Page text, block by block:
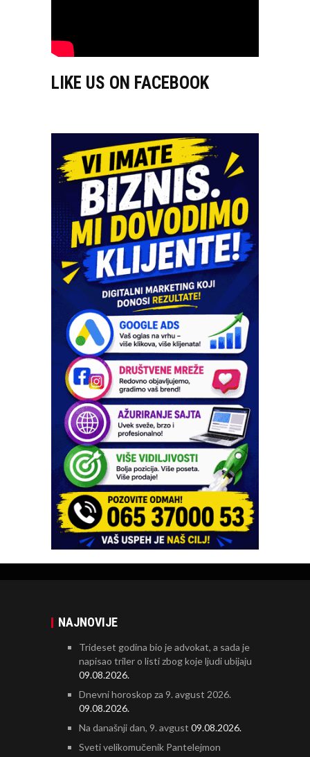
LIKE US ON FACEBOOK
NAJNOVIJE
Trideset godina bio je advokat, a sada je
napisao triler o listi zbog koje ljudi ubijaju
09.08.2026.
Dnevni horoskop za 9. avgust 2026.
09.08.2026.
Na današnji dan, 9. avgust 09.08.2026.
Sveti velikomučenik Pantelejmon